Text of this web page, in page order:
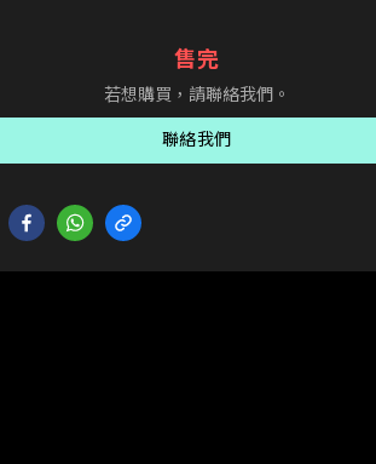
售完
若想購買，請聯絡我們。
聯絡我們